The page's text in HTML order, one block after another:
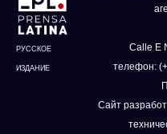
РУССКОЕ
ИЗДАНИЕ
Calle E
телефон:
Сайт